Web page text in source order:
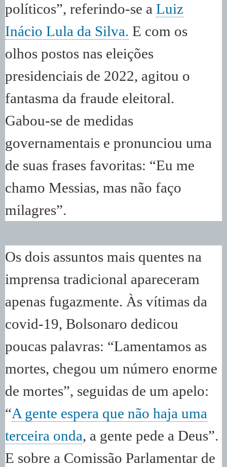
políticos”, referindo-se a Luiz
Inácio Lula da Silva. E com os
olhos postos nas eleições
presidenciais de 2022, agitou o
fantasma da fraude eleitoral.
Gabou-se de medidas
governamentais e pronunciou uma
de suas frases favoritas: “Eu me
chamo Messias, mas não faço
milagres”.
Os dois assuntos mais quentes na
imprensa tradicional apareceram
apenas fugazmente. Às vítimas da
covid-19, Bolsonaro dedicou
poucas palavras: “Lamentamos as
mortes, chegou um número enorme
de mortes”, seguidas de um apelo:
“A gente espera que não haja uma
terceira onda, a gente pede a Deus”.
E sobre a Comissão Parlamentar de